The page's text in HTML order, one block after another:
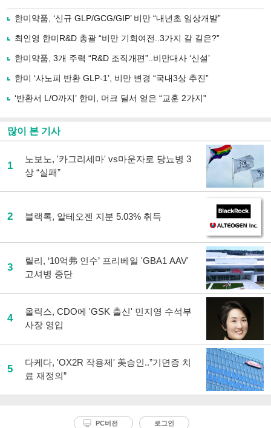
로
사
유
기
한미약품, ‘신규 GLP/GCG/GIP’ 비만 “내년초 임상개발”
최인영 한미R&D 총괄 “비만 기회여전..3가지 갈 길은?”
한미약품, 3개 주력 “R&D 조직개편”..비만대사 ‘신설’
한미 ‘사노피 반환 GLP-1’, 비만 변경 “국내3상 추진”
‘반환서 L/O까지’ 한미, 머크 딜서 얻은 “교훈 2가지"
많이 본 기사
1
노보노, '카그리세마' vs마운자로 당뇨병 3
상 “실패”
2 블랙록, 알테오젠 지분 5.03% 취득
3
릴리, ‘10억弗 인수’ 프리베일 'GBA1 AAV'
고셔병 중단
4
올릭스, CDO에 'GSK 출신' 민지영 수석부
사장 영입
5
다케다, 'OX2R 작용제' 美승인..”기면증 치
료 재정의”
PC버전 로그인